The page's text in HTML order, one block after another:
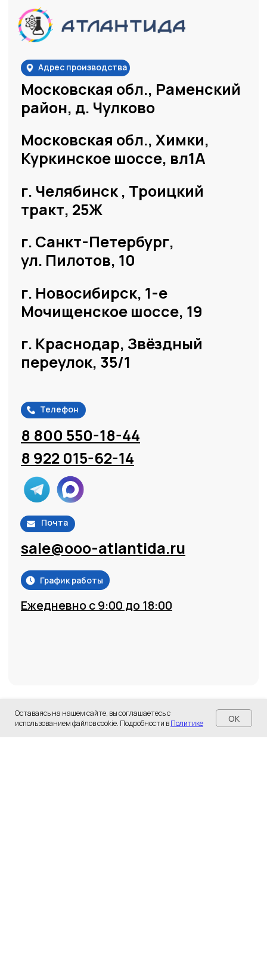
Оставаясь на нашем сайте, вы соглашаетесь с
использованием файлов cookie. Подробности вПолитике OK